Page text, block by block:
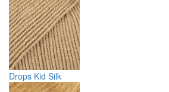
Drops Kid Silk